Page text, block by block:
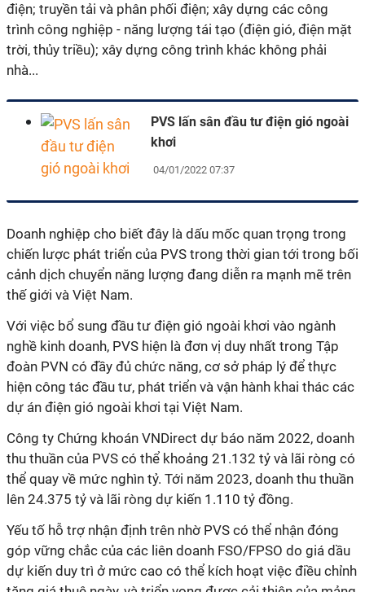
điện; truyền tải và phân phối điện; xây dựng các công
trình công nghiệp - năng lượng tái tạo (điện gió, điện mặt
trời, thủy triều); xây dựng công trình khác không phải
nhà...
PVS lấn sân đầu tư điện gió ngoài
khơi
04/01/2022 07:37
Doanh nghiệp cho biết đây là dấu mốc quan trọng trong
chiến lược phát triển của PVS trong thời gian tới trong bối
cảnh dịch chuyển năng lượng đang diễn ra mạnh mẽ trên
thế giới và Việt Nam.
Với việc bổ sung đầu tư điện gió ngoài khơi vào ngành
nghề kinh doanh, PVS hiện là đơn vị duy nhất trong Tập
đoàn PVN có đầy đủ chức năng, cơ sở pháp lý để thực
hiện công tác đầu tư, phát triển và vận hành khai thác các
dự án điện gió ngoài khơi tại Việt Nam.
Công ty Chứng khoán VNDirect dự báo năm 2022, doanh
thu thuần của PVS có thể khoảng 21.132 tỷ và lãi ròng có
thể quay về mức nghìn tỷ. Tới năm 2023, doanh thu thuần
lên 24.375 tỷ và lãi ròng dự kiến 1.110 tỷ đồng.
Yếu tố hỗ trợ nhận định trên nhờ PVS có thể nhận đóng
góp vững chắc của các liên doanh FSO/FPSO do giá dầu
dự kiến duy trì ở mức cao có thể kích hoạt việc điều chỉnh